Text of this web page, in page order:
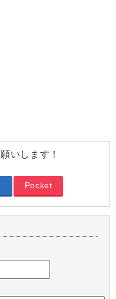
いします！
Pocket